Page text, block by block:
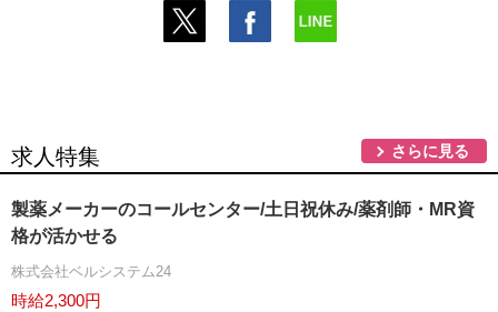
求人特集 さらに見る
製薬メーカーのコールセンター/土日祝休み/薬剤師・MR資
格が活かせる
株式会社ベルシステム24
時給2,300円